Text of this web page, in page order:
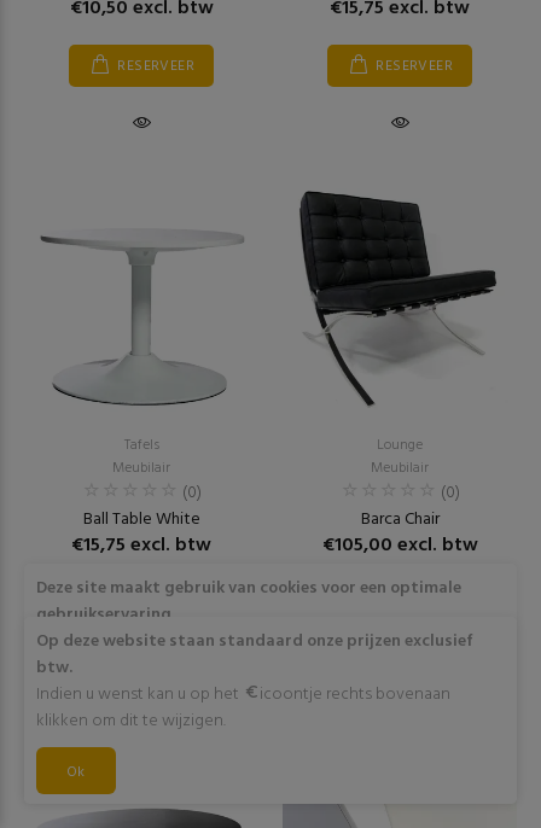
€10,50 excl. btw
RESERVEER
€15,75 excl. btw
RESERVEER
Tafels
Meubilair
(0)
Ball Table White
€15,75 excl. btw
RESERVEER
Lounge
Meubilair
(0)
Barca Chair
€105,00 excl. btw
RESERVEER
Deze site maakt gebruik van cookies voor een optimale
gebruikservaring
Door op "Akkoord" te klikken of verder gebruik te maken
van deze website gaat stemt u in met het gebruik van deze
cookies. Wens je meer info omtrent deze cookies? Klik dan
op "Meer info".
Akkoord
Op deze website staan standaard onze prijzen exclusief
btw.
Indien u wenst kan u op het
icoontje rechts bovenaan
klikken om dit te wijzigen.
Ok